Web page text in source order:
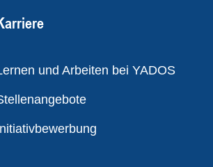
und Arbeiten bei YADOS